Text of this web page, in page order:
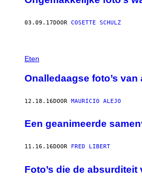
03.09.17DOOR COSETTE SCHULZ
Eten
Onalledaagse foto’s
12.18.16DOOR MAURICIO ALEJO
Een geanimeerde
11.16.16DOOR FRED LIBERT
Foto’s die de